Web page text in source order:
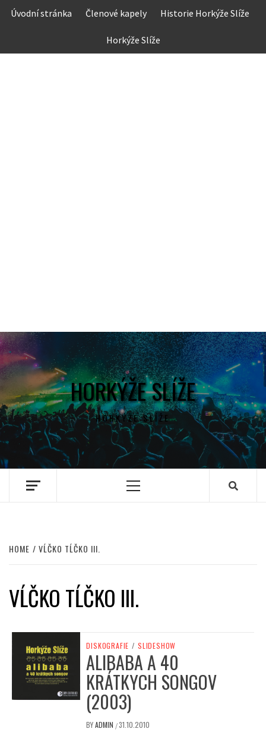
Skip
Úvodní stránka Členové kapely Historie Horkýže Slíže
Horkýže Slíže
HORKÝŽE SLÍŽE
HORKÝŽE SLÍŽE
Primary
HOME VĹČKO TĹČKO III.
VĹČKO TĹČKO III.
DISKOGRAFIE / SLIDESHOW
ALIBABA A 40
KRÁTKYCH SONGOV
(2003)
BYADMIN /31.10.2010